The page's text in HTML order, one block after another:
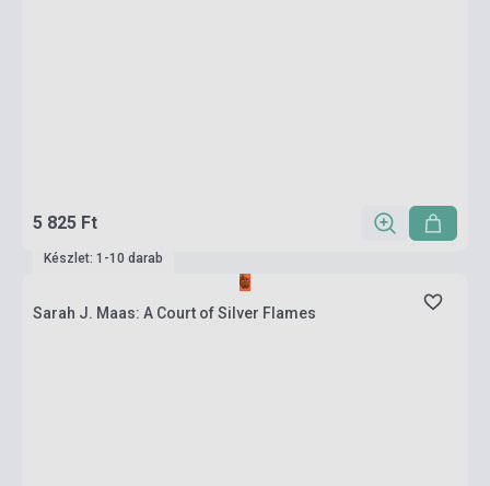
5 825 Ft
Készlet: 1-10 darab
Sarah J. Maas: A Court of Silver Flames